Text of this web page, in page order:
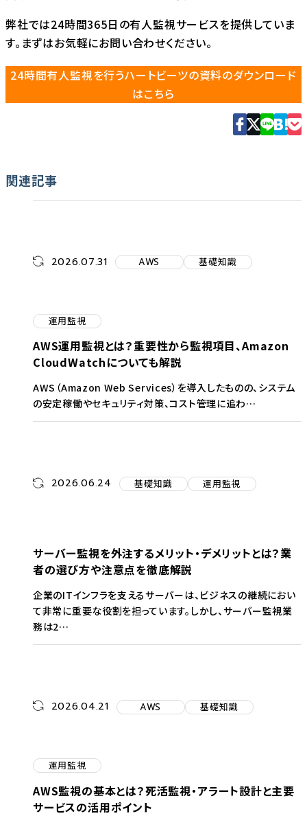
弊社では24時間365日の有人監視サービスを提供していま
す。まずはお気軽にお問い合わせください。
24時間有人監視を行うハートビーツの資料のダウンロード
はこちら
関連記事
2026.07.31 AWS 基礎知識
運用監視
AWS運用監視とは？重要性から監視項目、Amazon
CloudWatchについても解説
AWS（Amazon Web Services）を導入したものの、システム
の安定稼働やセキュリティ対策、コスト管理に追わ…
2026.06.24 基礎知識 運用監視
サーバー監視を外注するメリット・デメリットとは？業
者の選び方や注意点を徹底解説
企業のITインフラを支えるサーバーは、ビジネスの継続におい
て非常に重要な役割を担っています。しかし、サーバー監視業
務は2…
2026.04.21 AWS 基礎知識
運用監視
AWS監視の基本とは？死活監視・アラート設計と主要
サービスの活用ポイント